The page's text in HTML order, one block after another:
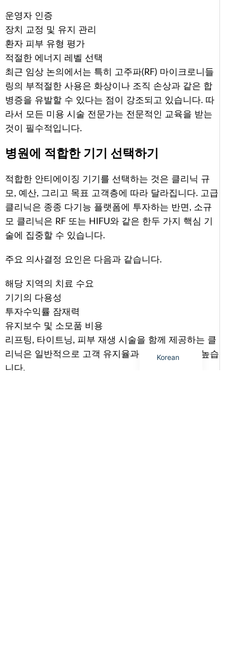
운영자 인증
장치 교정 및 유지 관리
환자 피부 유형 평가
적절한 에너지 레벨 선택
최근 임상 논의에서는 특히 고주파(RF) 마이크로니들
링의 부적절한 사용은 화상이나 조직 손상과 같은 합
병증을 유발할 수 있다는 점이 강조되고 있습니다. 따
라서 모든 미용 시술 전문가는 전문적인 교육을 받는
것이 필수적입니다.
병원에 적합한 기기 선택하기
적합한 안티에이징 기기를 선택하는 것은 클리닉 규
모, 예산, 그리고 목표 고객층에 따라 달라집니다. 고급
클리닉은 종종 다기능 플랫폼에 투자하는 반면, 소규
모 클리닉은 RF 또는 HIFU와 같은 한두 가지 핵심 기
술에 집중할 수 있습니다.
주요 의사결정 요인은 다음과 같습니다.
해당 지역의 치료 수요
기기의 다용성
투자수익률 잠재력
유지보수 및 소모품 비용
리프팅, 타이트닝, 피부 재생 시술을 함께 제공하는 클
리닉은 일반적으로 고객 유지율과 재방문율이 더 높습
니다.
Korean
English
Japanese
Italian
Arabic